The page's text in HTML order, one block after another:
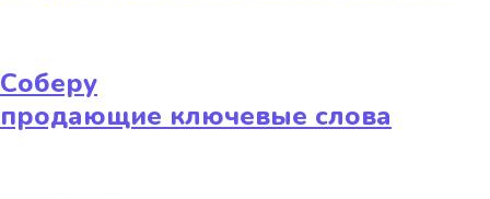
Соберу
продающие ключевые слова